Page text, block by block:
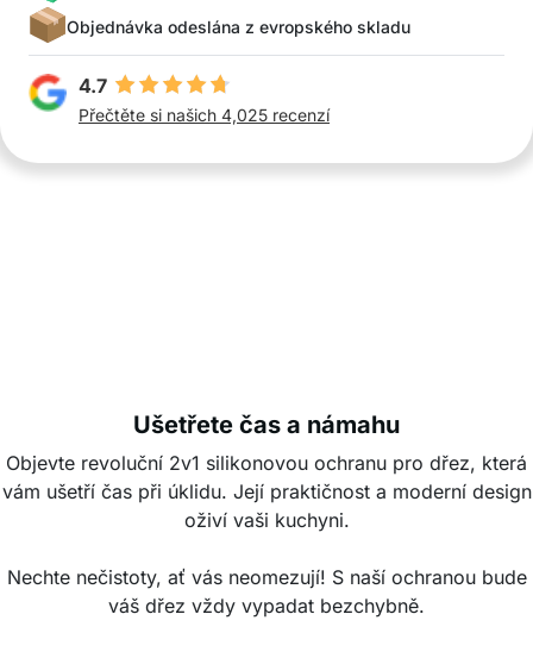
Objednávka odeslána z evropského skladu
4.7
Přečtěte si našich 4,025 recenzí
Ušetřete čas a námahu
Objevte revoluční 2v1 silikonovou ochranu pro dřez, která
vám ušetří čas při úklidu. Její praktičnost a moderní design
oživí vaši kuchyni.
Nechte nečistoty, ať vás neomezují! S naší ochranou bude
váš dřez vždy vypadat bezchybně.